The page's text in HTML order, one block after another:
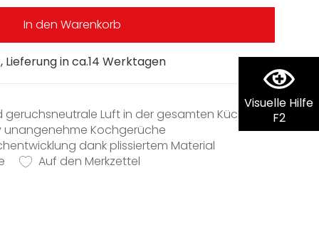
Visuelle Hilfe
F2
in ca.14 Werktagen
In den Warenkorb
Luft in der gesamten Küche
unangenehme Kochgerüche
dank plissiertem Material
Filterwechsel
Auf den Merkzettel